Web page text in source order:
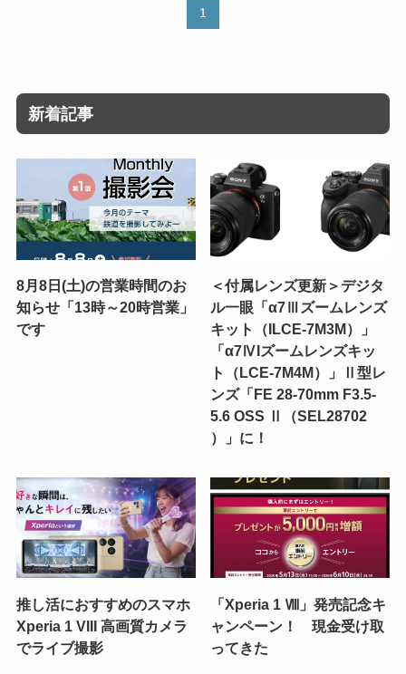
1
新着記事
8月8日(土)の営業時間のお
知らせ「13時～20時営業」
です
＜付属レンズ更新＞デジタ
ル一眼「α7Ⅲズームレンズ
キット（ILCE-7M3M）」
「α7ⅣIズームレンズキッ
ト（LCE-7M4M）」Ⅱ型レ
ンズ「FE 28-70mm F3.5-
5.6 OSS Ⅱ（SEL28702
）」に！
推し活におすすめのスマホ
Xperia 1 VIII 高画質カメラ
でライブ撮影
「Xperia 1 Ⅷ」発売記念キ
ャンペーン！ 現金受け取
ってきた